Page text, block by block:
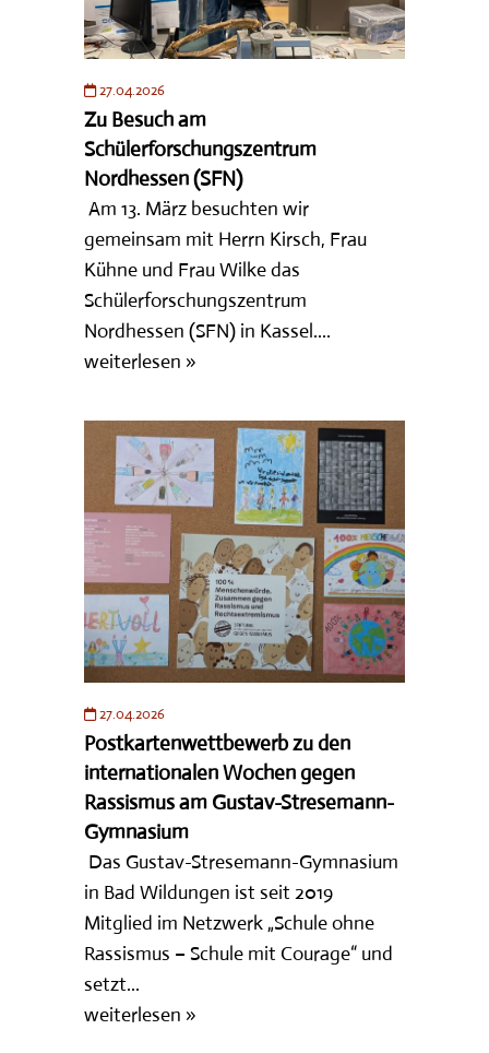
27.04.2026
Zu Besuch am
Schülerforschungszentrum
Nordhessen (SFN)
Am 13. März besuchten wir
gemeinsam mit Herrn Kirsch, Frau
Kühne und Frau Wilke das
Schülerforschungszentrum
Nordhessen (SFN) in Kassel....
weiterlesen »
27.04.2026
Postkartenwettbewerb zu den
internationalen Wochen gegen
Rassismus am Gustav-Stresemann-
Gymnasium
Das Gustav-Stresemann-Gymnasium
in Bad Wildungen ist seit 2019
Mitglied im Netzwerk „Schule ohne
Rassismus – Schule mit Courage“ und
setzt...
weiterlesen »